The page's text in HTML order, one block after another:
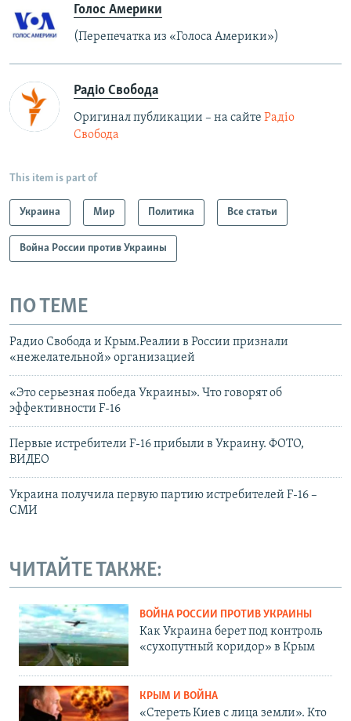
Голос Америки
(Перепечатка из «Голоса Америки»)
Радіо Свобода
Оригинал публикации – на сайте Радіо
Свобода
This item is part of
Украина Мир Политика Все статьи
Война России против Украины
ПО ТЕМЕ
Радио Свобода и Крым.Реалии в России признали
«нежелательной» организацией
«Это серьезная победа Украины». Что говорят об
эффективности F-16
Первые истребители F-16 прибыли в Украину. ФОТО,
ВИДЕО
Украина получила первую партию истребителей F-16 –
СМИ
ЧИТАЙТЕ ТАКЖЕ:
ВОЙНА РОССИИ ПРОТИВ УКРАИНЫ
Как Украина берет под контроль
«сухопутный коридор» в Крым
КРЫМ И ВОЙНА
«Стереть Киев с лица земли». Кто